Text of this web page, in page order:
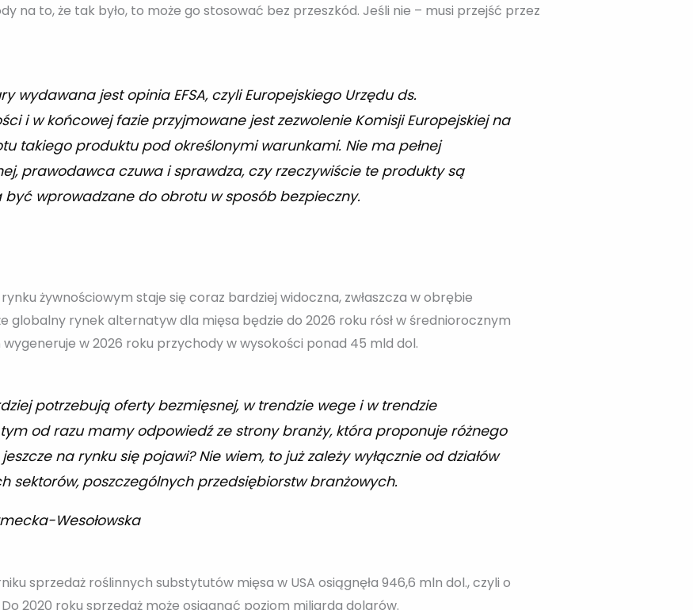
na to, że tak było, to może go stosować bez przeszkód. Jeśli nie – musi przejść przez
wydawana jest opinia EFSA, czyli Europejskiego Urzędu ds.
i w końcowej fazie przyjmowane jest zezwolenie Komisji Europejskiej na
takiego produktu pod określonymi warunkami. Nie ma pełnej
prawodawca czuwa i sprawdza, czy rzeczywiście te produkty są
wprowadzane do obrotu w sposób bezpieczny.
żywnościowym staje się coraz bardziej widoczna, zwłaszcza w obrębie
globalny rynek alternatyw dla mięsa będzie do 2026 roku rósł w średniorocznym
w 2026 roku przychody w wysokości ponad 45 mld dol.
potrzebują oferty bezmięsnej, w trendzie wege i w trendzie
od razu mamy odpowiedź ze strony branży, która proponuje różnego
na rynku się pojawi? Nie wiem, to już zależy wyłącznie od działów
sektorów, poszczególnych przedsiębiorstw branżowych.
Wesołowska
sprzedaż roślinnych substytutów mięsa w USA osiągnęła 946,6 mln dol., czyli o
2020 roku sprzedaż może osiągnąć poziom miliarda dolarów.